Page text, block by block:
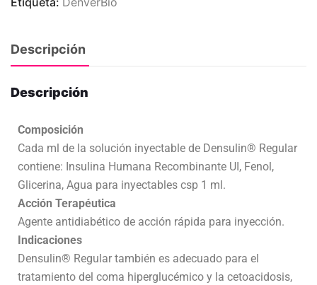
Descripción
Descripción
Composición
Cada ml de la solución inyectable de Densulin® Regular
contiene: Insulina Humana Recombinante UI, Fenol,
Glicerina, Agua para inyectables csp 1 ml.
Acción Terapéutica
Agente antidiabético de acción rápida para inyección.
Indicaciones
Densulin® Regular también es adecuado para el
tratamiento del coma hiperglucémico y la cetoacidosis,